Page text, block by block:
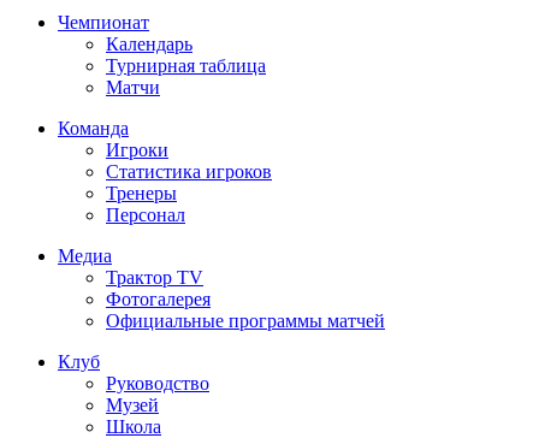
Чемпионат
Календарь
Турнирная таблица
Матчи
Команда
Игроки
Статистика игроков
Тренеры
Персонал
Медиа
Трактор TV
Фотогалерея
Официальные программы матчей
Клуб
Руководство
Музей
Школа